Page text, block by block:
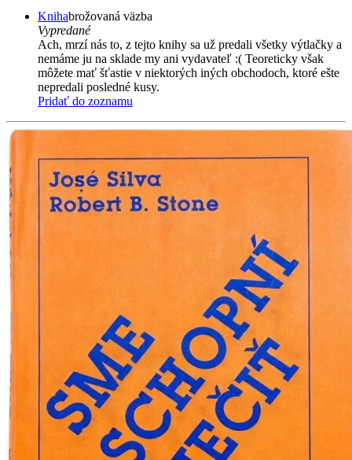
Knihabrožovaná väzba
Vypredané
Ach, mrzí nás to, z tejto knihy sa už predali všetky výtlačky a
nemáme ju na sklade my ani vydavateľ :( Teoreticky však
môžete mať šťastie v niektorých iných obchodoch, ktoré ešte
nepredali posledné kusy.
Pridať do zoznamu